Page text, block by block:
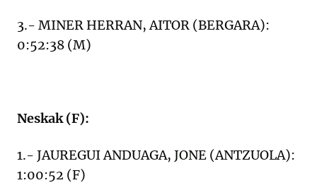
3.- MINER HERRAN, AITOR (BERGARA):
0:52:38 (M)
Neskak (F):
1.- JAUREGUI ANDUAGA, JONE (ANTZUOLA):
1:00:52 (F)